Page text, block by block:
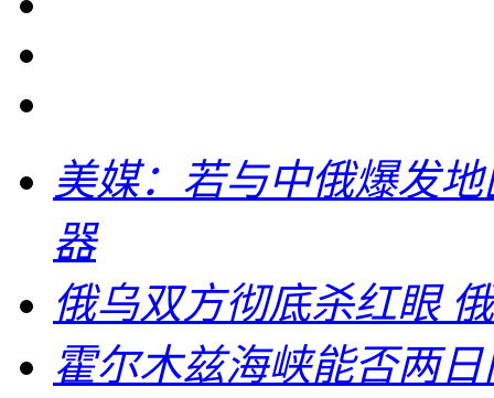
美媒：若与中俄爆发
器
俄乌双方彻底杀红眼
霍尔木兹海峡能否两